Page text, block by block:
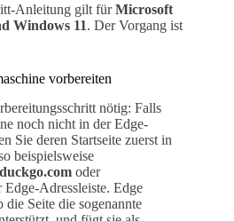
Anleitung gilt fürMicrosoft
Windows 11. Der Vorgang ist
vorbereiten
nötig: Falls
noch nicht in der Edge-
Sie deren Startseite zuerst in
beispielsweise
oder
Adressleiste. Edge
die Seite die sogenannte